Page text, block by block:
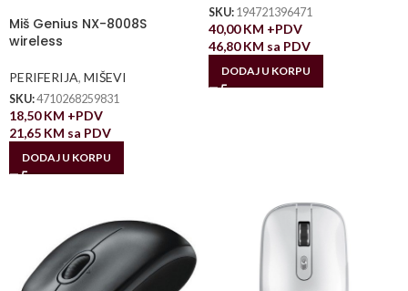
Miš Genius NX-8008S
wireless
PERIFERIJA, MIŠEVI
SKU:4710268259831
18,50KM +PDV
21,65 KM sa PDV
DODAJ U KORPU
SKU: 194721396471
40,00KM +PDV
46,80KM sa PDV
DODAJ U KORPU